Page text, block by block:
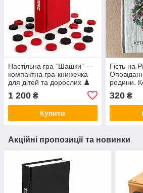
Настільна гра “Шашки” —
компактна гра-книжечка
для дітей та дорослих ♟️
1 200 ₴
Купити
Гість на
родини.
320₴
Акційні пропозиції та новинки